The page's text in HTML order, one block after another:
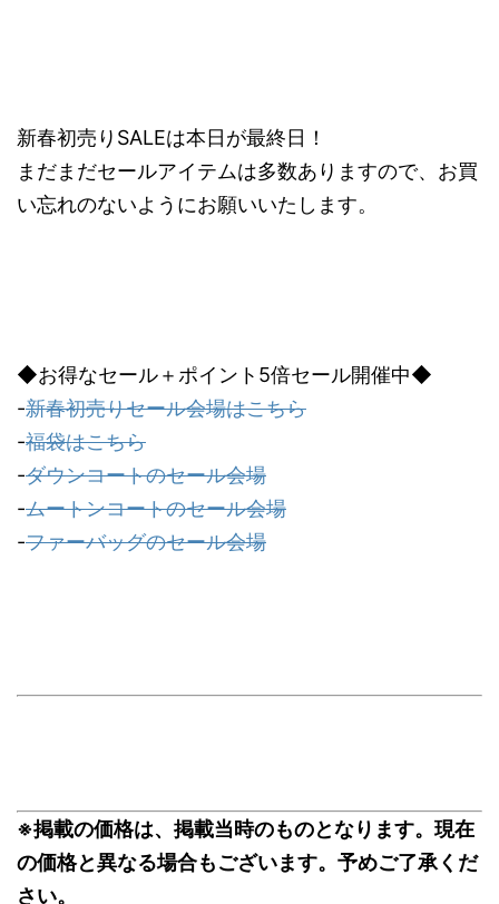
新春初売りSALEは本日が最終日！
まだまだセールアイテムは多数ありますので、お買
い忘れのないようにお願いいたします。
◆お得なセール＋ポイント5倍セール開催中◆
-新春初売りセール会場はこちら
-福袋はこちら
-ダウンコートのセール会場
-ムートンコートのセール会場
-ファーバッグのセール会場
※掲載の価格は、掲載当時のものとなります。現在
の価格と異なる場合もございます。予めご了承くだ
さい。